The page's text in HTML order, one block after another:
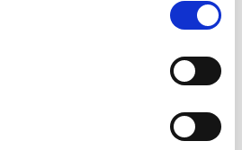
12
aug